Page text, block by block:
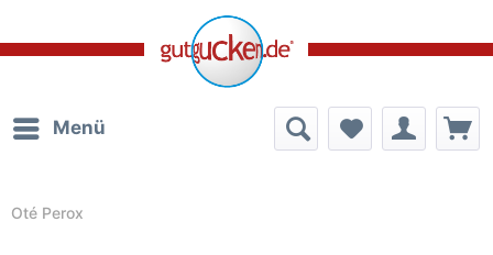
Menü
Oté Perox